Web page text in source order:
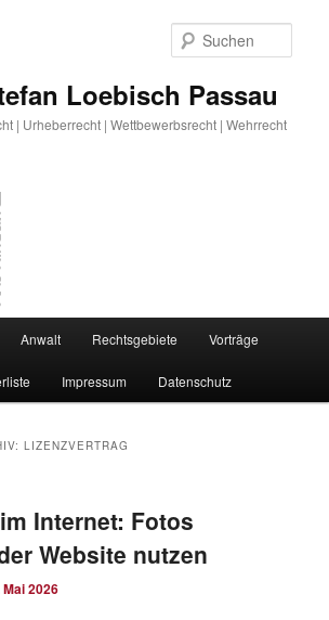
Loebisch Passau
| Urheberrecht | Wettbewerbsrecht | Wehrrecht
Anwalt Rechtsgebiete Vorträge
Impressum Datenschutz
LIZENZVERTRAG
Internet: Fotos
Website nutzen
Mai 2026